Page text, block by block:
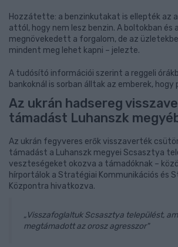
Hozzátette: a benzinkutakat is ellepték az
attól, hogy nem lesz benzin. A boltokban és
megnövekedett a forgalom, de az
mindent meg lehet kapni – jelezte.
A tudósító információi szerint a reggeli
bankoknál is sorban álltak az emberek,
Az ukrán hadsereg
támadást Luhanszk
Az ukrán fegyveres erők visszaverték
támadást a Luhanszk megyei Scsasztya
veszteségeket okozva a támadóknak –
hírportálok a Stratégiai Kommunikációs és
Központra hivatkozva.
„Visszafoglaltuk Scsasztya települést,
megtámadott az orosz agresszor"